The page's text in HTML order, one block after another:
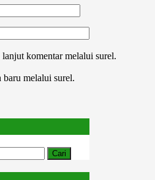
komentar melalui surel.
baru melalui surel.